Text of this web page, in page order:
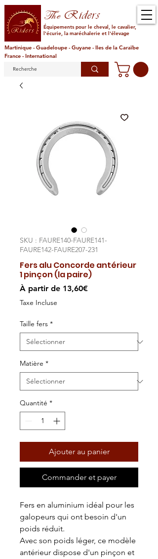
TheRiders
Équipements pour le cheval, le cavalier,
l'écurie, la maréchalerie et l'élevage
Martinique - Guadeloupe - Guyane - Iles de la Caraïbe
France - International
SKU : FAURE140-FAURE141-
FAURE142-FAURE207-231
Fers alu Concorde antérieur
1 pinçon (la paire)
À partir de 13,60€Prix
Taxe Incluse
Taille fers *
Matière *
Quantité *
Ajouter au panier
Commander et payer
Fers en aluminium idéal pour les
galopeurs qui ont besoin d'un
poids réduit.
Avec son poids léger, ce modèle
antérieur dispose d'un pinçon et